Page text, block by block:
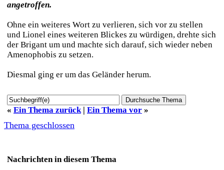
angetroffen.
Ohne ein weiteres Wort zu verlieren, sich vor zu stellen
und Lionel eines weiteren Blickes zu würdigen, drehte sich
der Brigant um und machte sich darauf, sich wieder neben
Amenophobis zu setzen.
Diesmal ging er um das Geländer herum.
« Ein Thema zurück| Ein Thema vor »
Thema geschlossen
Nachrichten in diesem Thema